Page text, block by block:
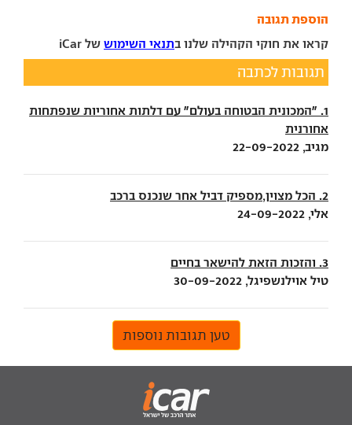
הוספת תגובה
קראו את חוקי הקהילה שלנו בתנאי השימוש של iCar
תגובות לכתבה
1. "המכונית הבטוחה בעולם" עם דלתות אחוריות שנפתחות
אחורנית
מגיב, 22-09-2022
2. הכל מצוין,מספיק דביל אחר שנכנס ברכב
אלי, 24-09-2022
3. והזכות הזאת להישאר בחיים
טיל אוילנשפיגל, 30-09-2022
טען תגובות נוספות